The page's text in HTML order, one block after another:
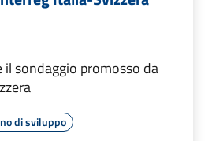
sondaggio promosso da
di sviluppo